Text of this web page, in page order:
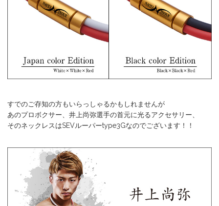
すでのご存知の方もいらっしゃるかもしれませんが
あのプロボクサー、井上尚弥選手の首元に光るアクセサリー、
そのネックレスはSEVルーパーtype3Gなのでございます！！